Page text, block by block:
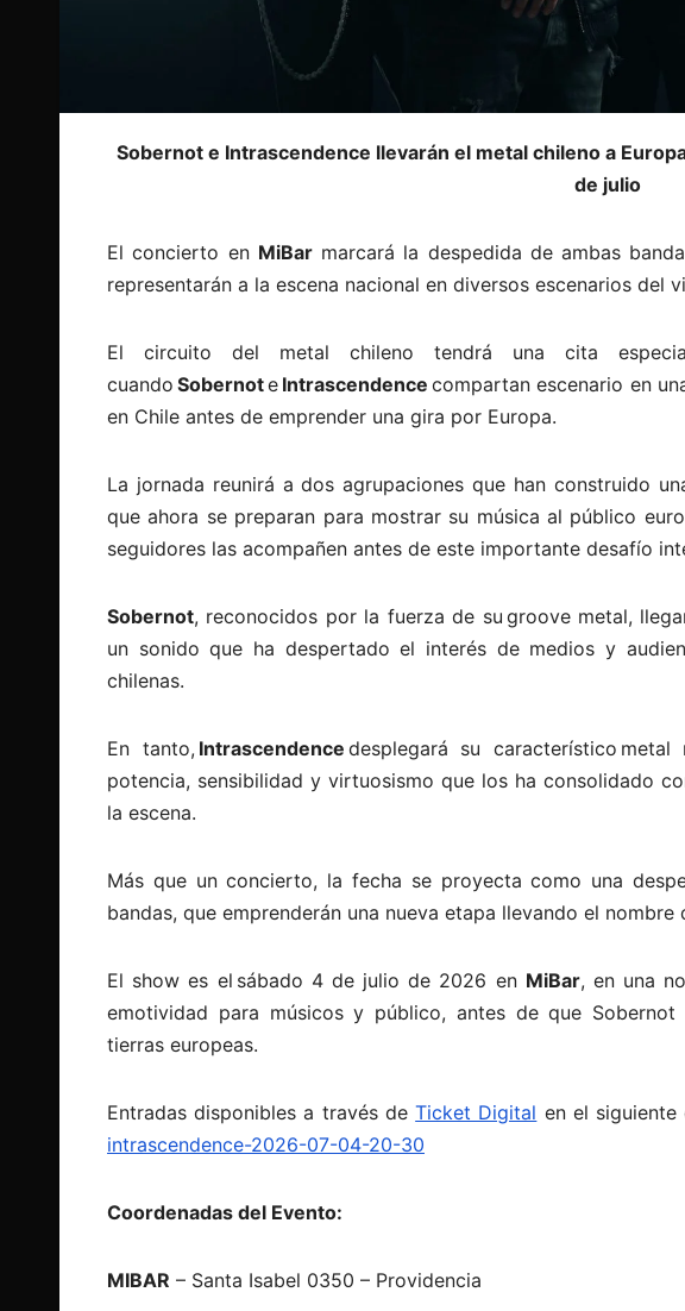
Sobernot e Intrascendence llevarán el metal chileno a
de julio
El concierto en MiBarmarcará la despedida de ambas
representarán a la escena nacional en diversos escenarios del
El circuito del metal chileno tendrá una cita
cuando Sobernote Intrascendence compartan escenario en
en Chile antes de emprender una gira por Europa.
La jornada reunirá a dos agrupaciones que han construido
que ahora se preparan para mostrar su música al público
seguidores las acompañen antes de este importante desafío
Sobernot, reconocidos por la fuerza de su groove metal,
un sonido que ha despertado el interés de medios y
chilenas.
En tanto, Intrascendence desplegará su característico
potencia, sensibilidad y virtuosismo que los ha consolidado
la escena.
Más que un concierto, la fecha se proyecta como una
bandas, que emprenderán una nueva etapa llevando el
El show es el sábado 4 de julio de 2026 en MiBar, en una
emotividad para músicos y público, antes de que
tierras europeas.
Entradas disponibles a través deTicket Digital en el siguiente
intrascendence-2026-07-04-20-30
Coordenadas del Evento:
MIBAR – Santa Isabel 0350 – Providencia